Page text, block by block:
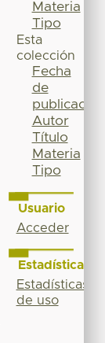
Materia
Tipo
Esta
colección
Fecha
de
publicación
Autor
Título
Materia
Tipo
Usuario
Acceder
Estadísticas
Estadísticas
de uso